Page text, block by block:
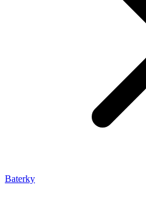
Baterky